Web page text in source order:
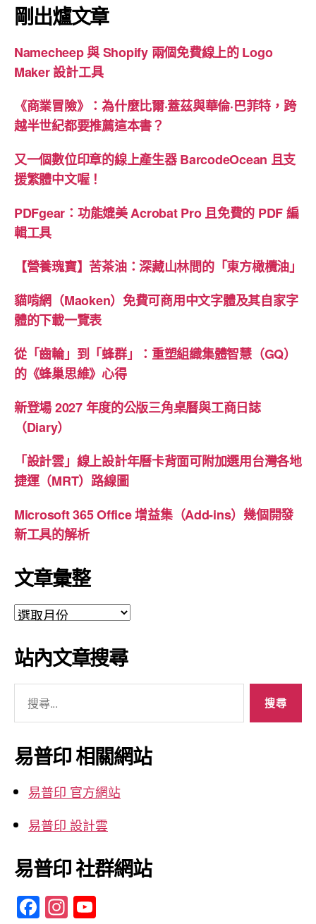
剛出爐文章
Namecheep 與 Shopify 兩個免費線上的 Logo
Maker 設計工具
《商業冒險》：為什麼比爾·蓋茲與華倫·巴菲特，跨
越半世紀都要推薦這本書？
又一個數位印章的線上產生器 BarcodeOcean 且支
援繁體中文喔！
PDFgear：功能媲美 Acrobat Pro 且免費的 PDF 編
輯工具
【營養瑰寶】苦茶油：深藏山林間的「東方橄欖油」
貓啃網（Maoken）免費可商用中文字體及其自家字
體的下載一覽表
從「齒輪」到「蜂群」：重塑組織集體智慧（GQ）
的《蜂巢思維》心得
新登場 2027 年度的公版三角桌曆與工商日誌
（Diary）
「設計雲」線上設計年曆卡背面可附加選用台灣各地
捷運（MRT）路線圖
Microsoft 365 Office 增益集（Add-ins）幾個開發
新工具的解析
文章彙整
文
彙
整
站內文章搜尋
關
鍵
字:
易普印 相關網站
易普印 官方網站
易普印 設計雲
易普印 社群網站
F In